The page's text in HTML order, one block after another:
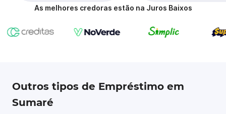
As melhores credoras estão na Juros Baixos
Outros tipos de Empréstimo em
Sumaré